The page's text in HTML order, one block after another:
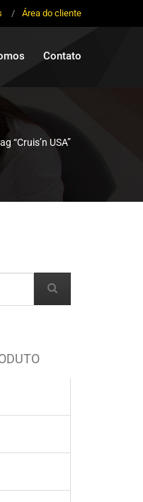
/ Área do cliente
Contato
“Cruis’n USA”